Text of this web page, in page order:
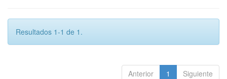
Resultados 1-1 de 1.
Anterior 1 Siguiente